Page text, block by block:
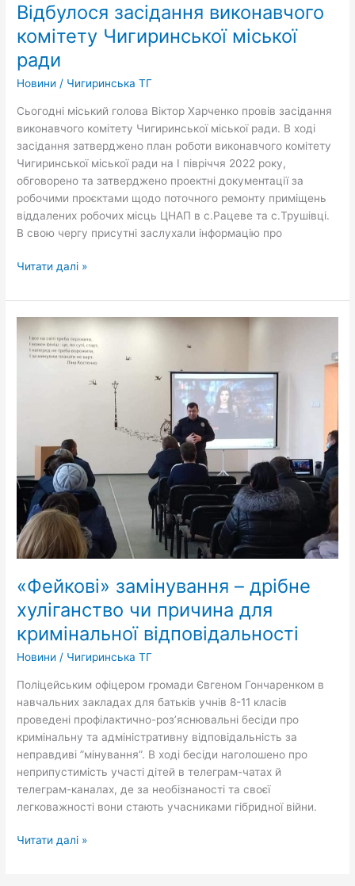
Відбулося засідання виконавчого
комітету Чигиринської міської
ради
Новини / Чигиринська ТГ
Сьогодні міський голова Віктор Харченко провів засідання
виконавчого комітету Чигиринської міської ради. В ході
засідання затверджено план роботи виконавчого комітету
Чигиринської міської ради на І півріччя 2022 року,
обговорено та затверджено проектні документації за
робочими проєктами щодо поточного ремонту приміщень
віддалених робочих місць ЦНАП в с.Рацеве та с.Трушівці.
В свою чергу присутні заслухали інформацію про
виконавчого
комітету
Чигиринської
міської
ради
Читати далі »
«Фейкові» замінування – дрібне
хуліганство чи причина для
кримінальної відповідальності
Новини / Чигиринська ТГ
Поліцейським офіцером громади Євгеном Гончаренком в
навчальних закладах для батьків учнів 8-11 класів
проведені профілактично-роз’яснювальні бесіди про
кримінальну та адміністративну відповідальність за
неправдиві ”мінування”. В ході бесіди наголошено про
неприпустимість участі дітей в телеграм-чатах й
телеграм-каналах, де за необізнаності та своєї
легковажності вони стають учасниками гібридної війни.
«Фейкові»
замінування
для
кримінальної
відповідальності
Читати далі »